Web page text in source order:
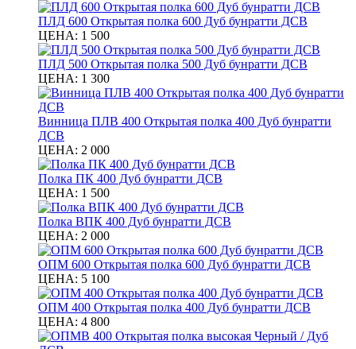
ПЛД 600 Открытая полка 600 Дуб бунратти ДСВ
ЦЕНА: 1 500
ПЛД 500 Открытая полка 500 Дуб бунратти ДСВ
ЦЕНА: 1 300
Винница ПЛВ 400 Открытая полка 400 Дуб бунратти
ДСВ
ЦЕНА: 2 000
Полка ПК 400 Дуб бунратти ДСВ
ЦЕНА: 1 500
Полка ВПК 400 Дуб бунратти ДСВ
ЦЕНА: 2 000
ОПМ 600 Открытая полка 600 Дуб бунратти ДСВ
ЦЕНА: 5 100
ОПМ 400 Открытая полка 400 Дуб бунратти ДСВ
ЦЕНА: 4 800